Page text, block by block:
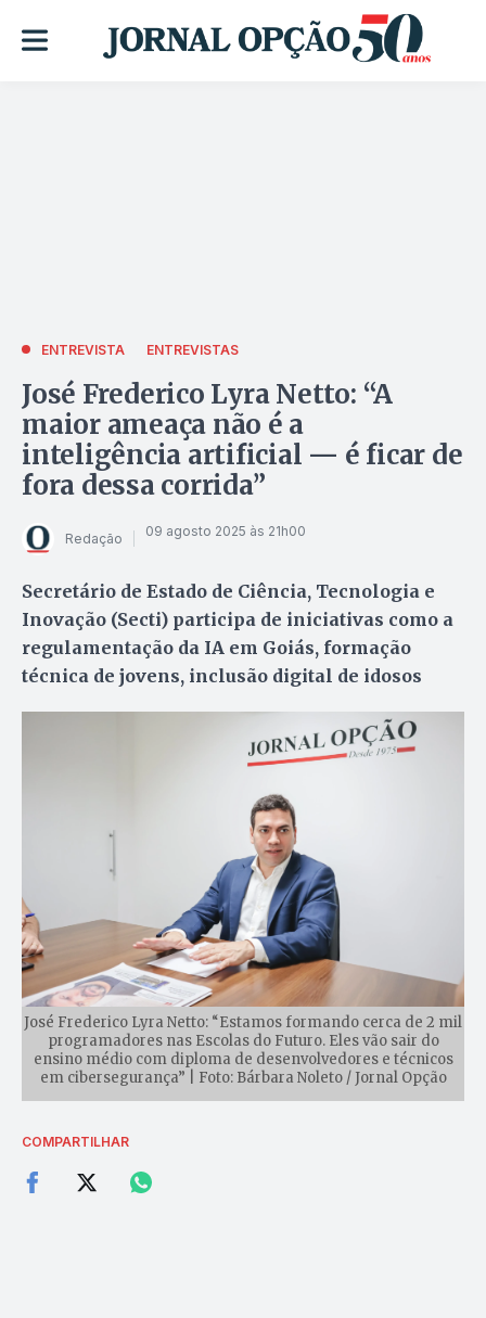
ENTREVISTA ENTREVISTAS
José Frederico Lyra Netto: “A
maior ameaça não é a
inteligência artificial — é ficar de
fora dessa corrida”
Redação 09 agosto 2025 às 21h00
Secretário de Estado de Ciência, Tecnologia e
Inovação (Secti) participa de iniciativas como a
regulamentação da IA em Goiás, formação
técnica de jovens, inclusão digital de idosos
José Frederico Lyra Netto: “Estamos formando cerca de 2 mil
programadores nas Escolas do Futuro. Eles vão sair do
ensino médio com diploma de desenvolvedores e técnicos
em cibersegurança” | Foto: Bárbara Noleto / Jornal Opção
COMPARTILHAR